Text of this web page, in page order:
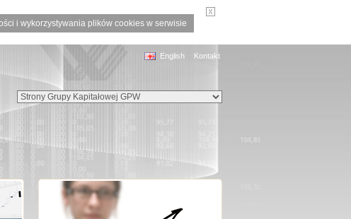
i wykorzystywania plików cookies w serwisie
English Kontakt